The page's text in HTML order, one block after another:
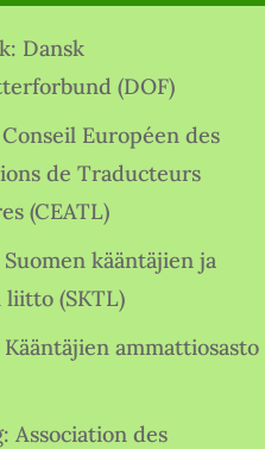
Dansk
(DOF)
Européen des
de Traducteurs
(CEATL)
kääntäjien ja
(SKTL)
ammattiosasto
Association des